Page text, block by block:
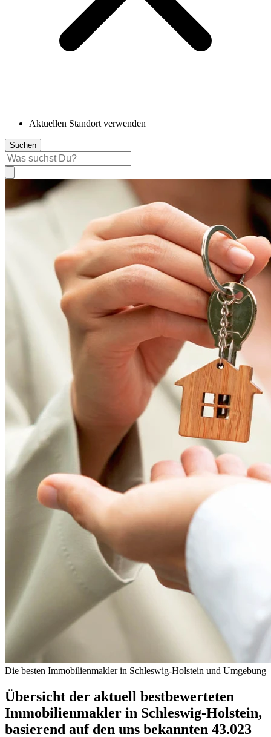
Aktuellen Standort verwenden
Suchen
Die besten Immobilienmakler in Schleswig-Holstein und Umgebung
Übersicht der aktuell bestbewerteten
Immobilienmakler in Schleswig-Holstein,
basierend auf den uns bekannten 43.023